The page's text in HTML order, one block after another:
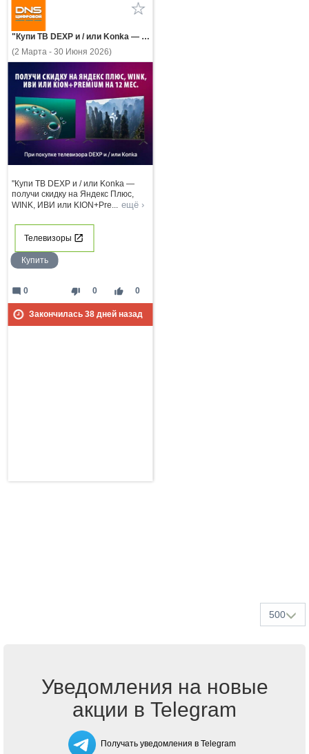
"Купи ТВ DEXP и / или Konka — получи скидку на Яндекс Плюс, WINK, ИВИ или KION+Premium на 12 мес."
(2 Марта - 30 Июня 2026)
"Купи ТВ DEXP и / или Konka —
получи скидку на Яндекс Плюс,
WINK, ИВИ или KION+Pre... ещё ›
Телевизоры
Купить
thumb_down 0 thumb_up 0
mode_comment 0
Закончилась 38дней назад
500
Уведомления на новые
акции в Telegram
Получать уведомления в Telegram